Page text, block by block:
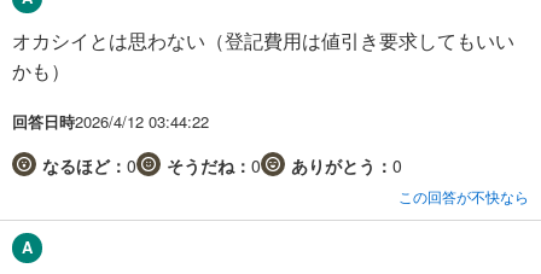
オカシイとは思わない（登記費用は値引き要求してもいい
かも）
回答日時2026/4/12 03:44:22
なるほど： 0 そうだね： 0 ありがとう： 0
この回答が不快なら